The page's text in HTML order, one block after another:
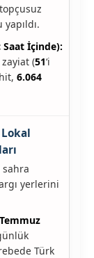
İçinde):
zayiat (51‘i
6.064
yerlerini
Türk